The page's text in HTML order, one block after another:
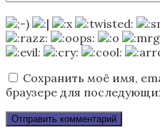
Сохранить моё имя,
браузере для